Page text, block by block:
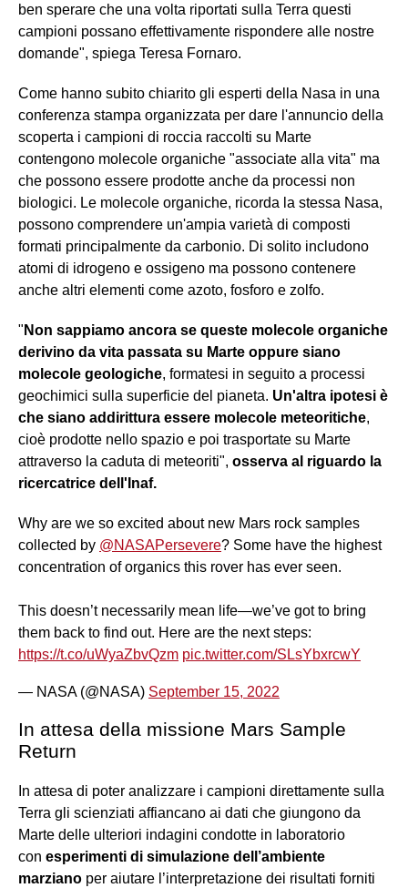
ben sperare che una volta riportati sulla Terra questi
campioni possano effettivamente rispondere alle nostre
domande", spiega Teresa Fornaro.
Come hanno subito chiarito gli esperti della Nasa in una
conferenza stampa organizzata per dare l'annuncio della
scoperta i campioni di roccia raccolti su Marte
contengono molecole organiche "associate alla vita" ma
che possono essere prodotte anche da processi non
biologici. Le molecole organiche, ricorda la stessa Nasa,
possono comprendere un'ampia varietà di composti
formati principalmente da carbonio. Di solito includono
atomi di idrogeno e ossigeno ma possono contenere
anche altri elementi come azoto, fosforo e zolfo.
" Non sappiamo ancora se queste molecole organiche
derivino da vita passata su Marte oppure siano
molecole geologiche, formatesi in seguito a processi
geochimici sulla superficie del pianeta. Un'altra ipotesi è
che siano addirittura essere molecole meteoritiche,
cioè prodotte nello spazio e poi trasportate su Marte
attraverso la caduta di meteoriti", osserva al riguardo la
ricercatrice dell'Inaf.
Why are we so excited about new Mars rock samples
collected by @NASAPersevere? Some have the highest
concentration of organics this rover has ever seen.
This doesn’t necessarily mean life—we’ve got to bring
them back to find out. Here are the next steps:
https://t.co/uWyaZbvQzm pic.twitter.com/SLsYbxrcwY
— NASA (@NASA) September 15, 2022
In attesa della missione Mars Sample
Return
In attesa di poter analizzare i campioni direttamente sulla
Terra gli scienziati affiancano ai dati che giungono da
Marte delle ulteriori indagini condotte in laboratorio
con esperimenti di simulazione dell’ambiente
marziano per aiutare l’interpretazione dei risultati forniti